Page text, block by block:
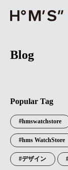
Blog
Popular Tag
hmswatchstore
hms WatchStore
デザイン